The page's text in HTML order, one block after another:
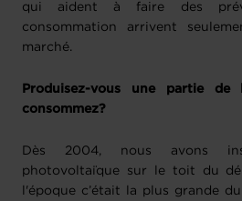
qui aident à faire des
consommation arrivent
marché.
Produisez-vous une partie de
consommez?
Dès 2004, nous avons
photovoltaïque sur le toit du
l'époque c’était la plus grande